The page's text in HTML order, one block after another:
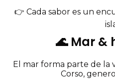
👉 Cada sabor es un
🌊 Mar &
El mar forma parte de la
Corso,